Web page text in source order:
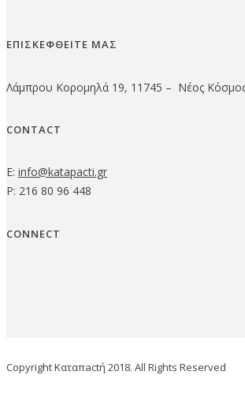
ΕΠΙΣΚΕΦΘΕΙΤΕ ΜΑΣ
Λάμπρου Κορομηλά 19, 11745 – Νέος
CONTACT
E: info@katapacti.gr
P: 216 80 96 448
CONNECT
Copyright Καταπactή 2018. All Rights Reserved